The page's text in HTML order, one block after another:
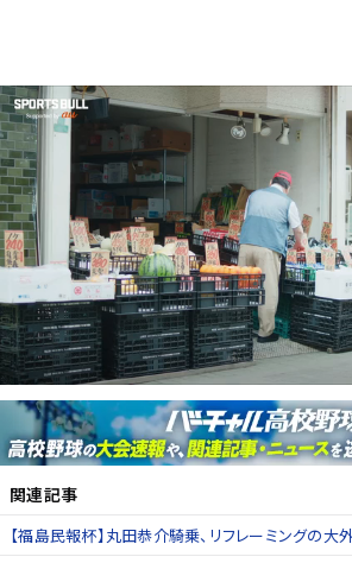
関連記事
【福島民報杯】丸田恭介騎乗、リフレーミングの大